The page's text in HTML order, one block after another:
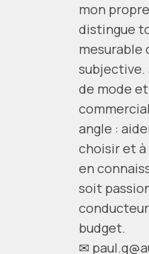
mon
distingue
mesurable
subjective.
de mode
angle :
choisir et
en
soit
budget.
✉